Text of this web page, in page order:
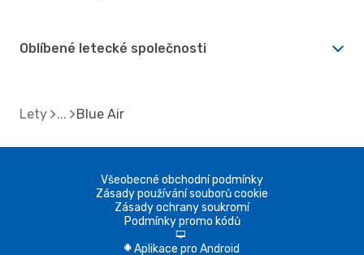
Oblíbené letecké společnosti
Lety Blue Air
Všeobecné obchodní podmínky
Zásady používání souborů cookie
Zásady ochrany soukromí
Podmínky promo kódů
d
A Aplikace pro Android